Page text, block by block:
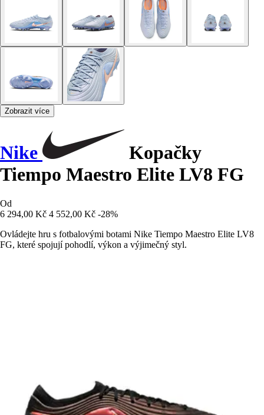
Zobrazit více
Nike
Kopačky
Tiempo Maestro Elite LV8 FG
Od
6 294,00 Kč 4 552,00 Kč -28%
Ovládejte hru s fotbalovými botami Nike Tiempo Maestro Elite LV8
FG, které spojují pohodlí, výkon a výjimečný styl.